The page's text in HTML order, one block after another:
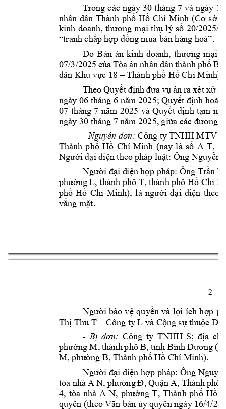
Trong các ngày 30 tháng 7 và ngày
nhân dân Thành phố Hồ Chí Minh (Cơ sở
kinh doanh, thương mại thụ lý số 20/2025/
“tranh chấp hợp đồng mua bán hàng hoá”.
Do Bản án kinh doanh, thương mại
07/3/2025 của Tòa án nhân dân thành phố B,
dân Khu vực 18 – Thành phố Hồ Chí Minh)
Theo Quyết định đưa vụ án ra xét xử
ngày 06 tháng 6 năm 2025; Quyết định hoãn
07 tháng 7 năm 2025 và Quyết định tạm ng
ngày 30 tháng 7 năm 2025, giữa các đương
- Nguyên đơn: Công ty TNHH MTV
Thành phố Hồ Chí Minh (nay là số A T,
Người đại diện theo pháp luật: Ông Nguyễn
Người đại diện hợp pháp: Ông Trần
phường L, thành phố T, thành phố Hồ Chí
phố Hồ Chí Minh), là người đại diện theo
vắng mặt.
2
Người bảo vệ quyền và lợi ích hợp
Thị Thu T – Công ty L và Cộng sự thuộc
- Bị đơn: Công ty TNHH S; địa ch
phường M, thành phố B, tỉnh Bình Dương
M, phường B, Thành phố Hồ Chí Minh).
Người đại diện hợp pháp: Ông Nguy
tòa nhà A N, phường Đ, Quận A, Thành phố
4, tòa nhà A N, phường T, Thành phố Hồ
quyền (theo Văn bản ủy quyền ngày 16/4/